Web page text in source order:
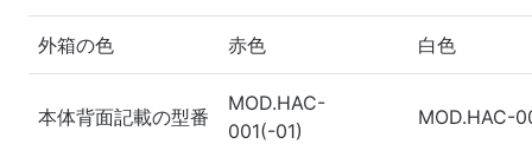
外箱の色 赤色 白色
本体背面記載の型番
MOD.HAC-
001(-01)
MOD.HAC-